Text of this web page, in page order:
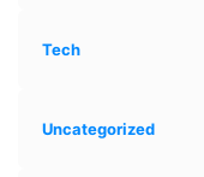
Tech
Uncategorized